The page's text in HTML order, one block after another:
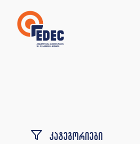
კატეგორიები